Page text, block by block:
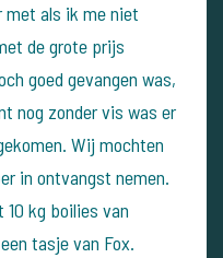
met als ik me niet
de grote prijs
goed gevangen was,
nog zonder vis was er
Wij mochten
in ontvangst nemen.
kg boilies van
tasje van Fox.